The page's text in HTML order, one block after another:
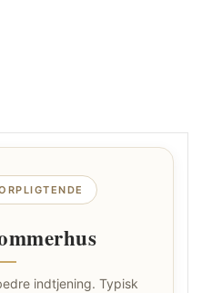
indtjening. Typisk